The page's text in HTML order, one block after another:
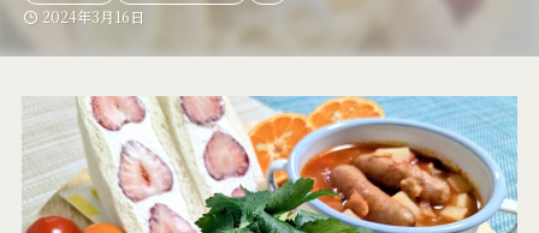
2024年3月16日